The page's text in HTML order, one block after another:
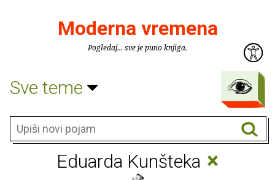
Moderna vremena
Pogledaj... sve je puno knjiga.
Sve teme
Eduarda Kunšteka ×